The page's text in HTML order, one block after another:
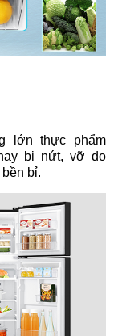
lớn thực phẩm
bị nứt, vỡ do
bỉ.